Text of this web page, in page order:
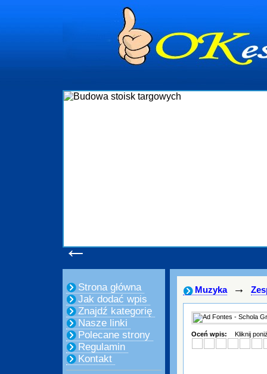
←
Strona główna
Jak dodać wpis
Znajdź kategorię
Nasze linki
Polecane strony
Regulamin
Kontakt
Muzyka →
Oceń wpis: Kliknij